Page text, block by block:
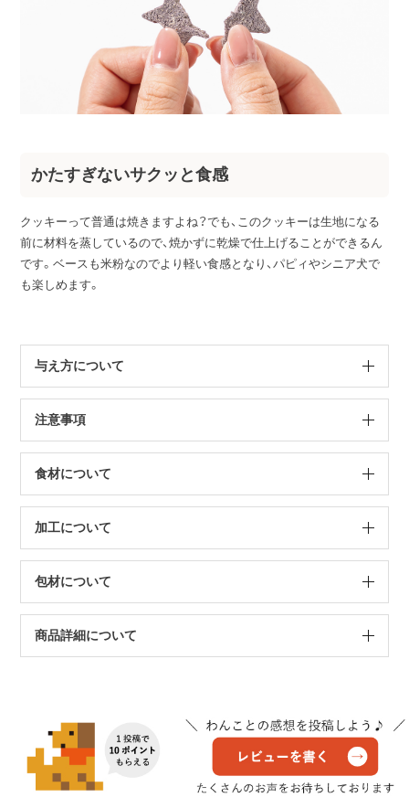
かたすぎないサクッと食感
クッキーって普通は焼きますよね？でも、このクッキーは生地になる
前に材料を蒸しているので、焼かずに乾燥で仕上げることができるん
です。ベースも米粉なのでより軽い食感となり、パピィやシニア犬で
も楽しめます。
与え方について
注意事項
食材について
加工について
包材について
商品詳細について